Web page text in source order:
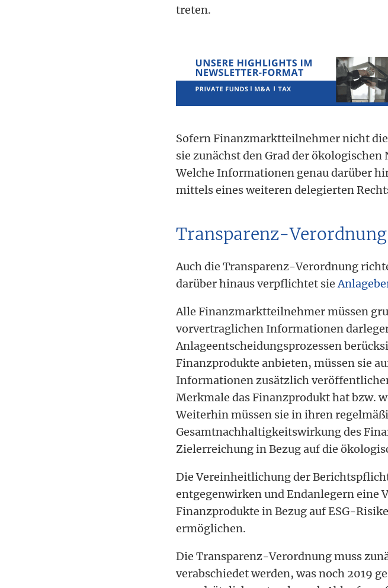
treten.
Sofern Finanzmarktteilnehmer nicht
sie zunächst den Grad der
Welche Informationen genau darüber
mittels eines weiteren delegierten
Transparenz-Verordnung
Auch die Transparenz-Verordnung
darüber hinaus verpflichtet sie
Alle Finanzmarktteilnehmer müssen
vorvertraglichen Informationen
Anlageentscheidungsprozessen
Finanzprodukte anbieten, müssen sie
Informationen zusätzlich
Merkmale das Finanzprodukt hat bzw.
Weiterhin müssen sie in ihren
Gesamtnachhaltigkeitswirkung des
Zielerreichung in Bezug auf die
Die Vereinheitlichung der
entgegenwirken und Endanlegern eine
Finanzprodukte in Bezug auf ESG-
ermöglichen.
Die Transparenz-Verordnung muss
verabschiedet werden, was noch 2019